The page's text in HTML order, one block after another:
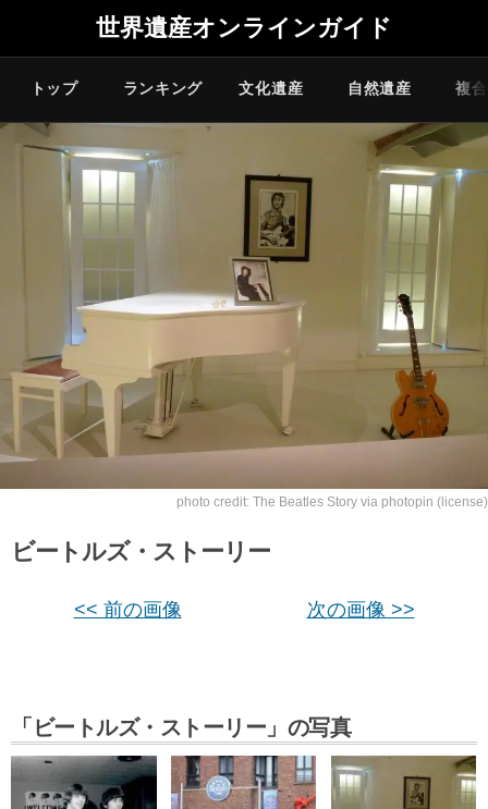
世界遺産オンラインガイド
トップ ランキング 文化遺産 自然遺産 複
photo credit: The Beatles Story via photopin (license)
ビートルズ・ストーリー
<< 前の画像 次の画像 >>
「ビートルズ・ストーリー」の写真